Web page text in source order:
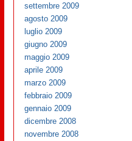
settembre 2009
agosto 2009
luglio 2009
giugno 2009
maggio 2009
aprile 2009
marzo 2009
febbraio 2009
gennaio 2009
dicembre 2008
novembre 2008